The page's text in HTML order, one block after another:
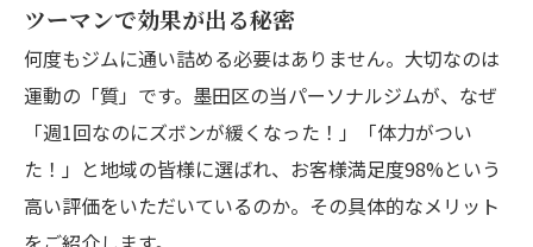
ツーマンで効果が出る秘密
何度もジムに通い詰める必要はありません。大切なのは
運動の「質」です。墨田区の当パーソナルジムが、なぜ
「週1回なのにズボンが緩くなった！」「体力がつい
た！」と地域の皆様に選ばれ、お客様満足度98%という
高い評価をいただいているのか。その具体的なメリット